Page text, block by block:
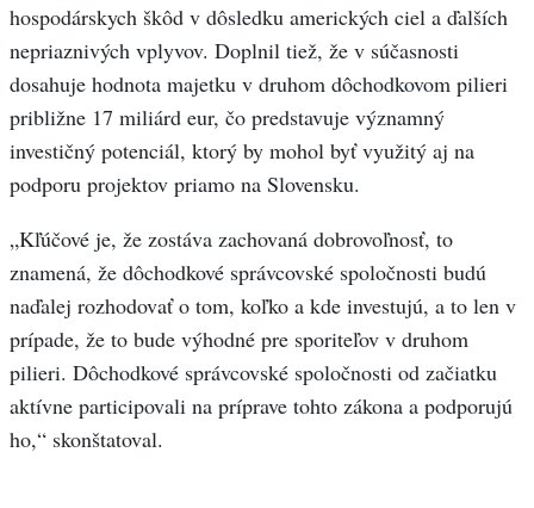
hospodárskych škôd v dôsledku amerických ciel a ďalších
nepriaznivých vplyvov. Doplnil tiež, že v súčasnosti
dosahuje hodnota majetku v druhom dôchodkovom pilieri
približne 17 miliárd eur, čo predstavuje významný
investičný potenciál, ktorý by mohol byť využitý aj na
podporu projektov priamo na Slovensku.
„Kľúčové je, že zostáva zachovaná dobrovoľnosť, to
znamená, že dôchodkové správcovské spoločnosti budú
naďalej rozhodovať o tom, koľko a kde investujú, a to len v
prípade, že to bude výhodné pre sporiteľov v druhom
pilieri. Dôchodkové správcovské spoločnosti od začiatku
aktívne participovali na príprave tohto zákona a podporujú
ho,“ skonštatoval.